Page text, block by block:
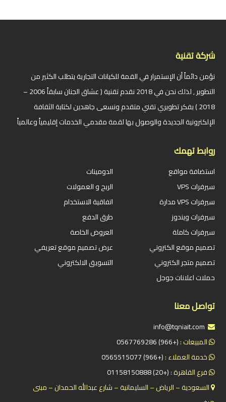
شركة تقنية
نؤمن دائماً أن الإستمرار في القمة للكيانات التجارية يتطلب الكثير من
التطوير , لذلك نحن في 2018 نقدم تقنية ( عشاق الجنان سابقاً 2006 –
2018 ) بفكر تطويري تقني متقدم ونسعى جاهدين لكتابة الثقافة
الإلكترونية الجديدة والوصول بها لقمة مقدمي الخدمات إقليمياً وعالمياً
روابط تهمك
استضافة مواقع
سيرفرات VPS
سيرفرات VPS مدارة
سيرفرات ويندوز
سيرفرات كاملة
تصميم موقع الكتروني
تصميم متجر الكتروني
حملات اعلانات جوجل
الدومينات
الربح و العمولات
اتفاقية الاستخدام
طرق الدفع
العروض الخاصة
عرض تصميم موقع تعريفي
التسويق الالكتروني
تواصل معنا
المبيعات :(+966) 0567769286
خدمة العملاء :(+966) 0565515077
فرع القاهرة :(+20) 01158150888
السعودية – الرياض – السليمانية – شارع عبدالله الحمدان – مبنى